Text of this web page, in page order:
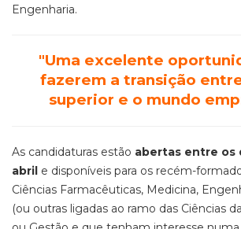
Engenharia.
"Uma excelente
fazerem a transição
superior e o mundo
As candidaturas estão abertas entre os
abril e disponíveis para os recém-
Ciências Farmacêuticas, Medicina,
(ou outras ligadas ao ramo das Ciências